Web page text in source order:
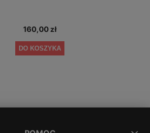
160,00 zł
DO KOSZYKA